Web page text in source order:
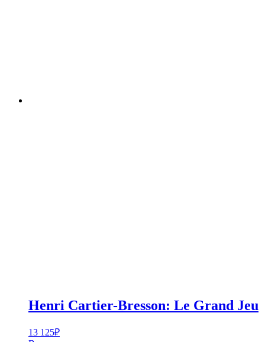
Henri Cartier-Bresson: Le Grand Jeu
13 125₽